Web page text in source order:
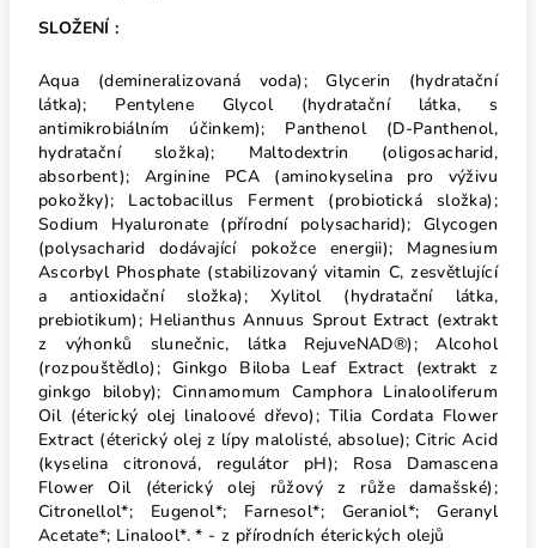
SLOŽENÍ :
Aqua (demineralizovaná voda); Glycerin (hydratační
látka); Pentylene Glycol (hydratační látka, s
antimikrobiálním účinkem); Panthenol (D-Panthenol,
hydratační složka); Maltodextrin (oligosacharid,
absorbent); Arginine PCA (aminokyselina pro výživu
pokožky); Lactobacillus Ferment (probiotická složka);
Sodium Hyaluronate (přírodní polysacharid); Glycogen
(polysacharid dodávající pokožce energii); Magnesium
Ascorbyl Phosphate (stabilizovaný vitamin C, zesvětlující
a antioxidační složka); Xylitol (hydratační látka,
prebiotikum); Helianthus Annuus Sprout Extract (extrakt
z výhonků slunečnic, látka RejuveNAD®); Alcohol
(rozpouštědlo); Ginkgo Biloba Leaf Extract (extrakt z
ginkgo biloby); Cinnamomum Camphora Linalooliferum
Oil (éterický olej linaloové dřevo); Tilia Cordata Flower
Extract (éterický olej z lípy malolisté, absolue); Citric Acid
(kyselina citronová, regulátor pH); Rosa Damascena
Flower Oil (éterický olej růžový z růže damašské);
Citronellol*; Eugenol*; Farnesol*; Geraniol*; Geranyl
Acetate*; Linalool*. * - z přírodních éterických olejů